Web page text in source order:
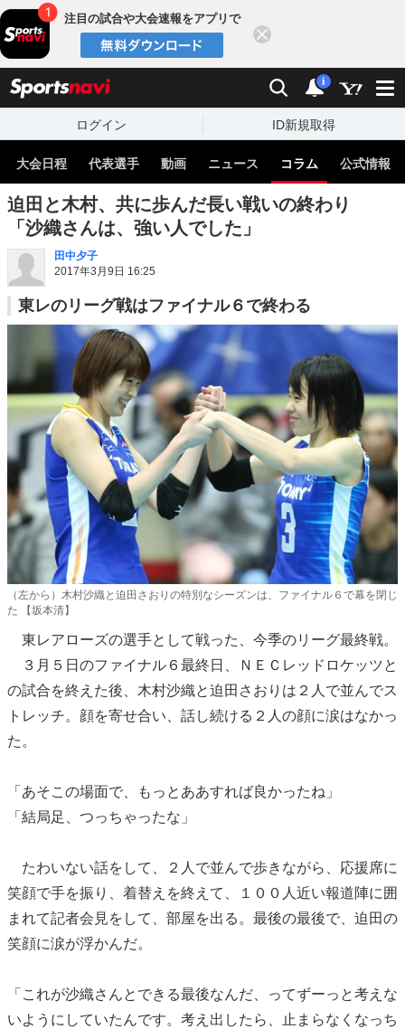
注目の試合や大会速報をアプリで
検索 通知
i
ログイン ID新規取得
大会日程 代表選手 動画 ニュース コラム 公式情報
迫田と木村、共に歩んだ長い戦いの終わり
「沙織さんは、強い人でした」
田中夕子
2017年3月9日 16:25
東レのリーグ戦はファイナル６で終わる
（左から）木村沙織と迫田さおりの特別なシーズンは、ファイナル６で幕を閉じ
た 【坂本清】
東レアローズの選手として戦った、今季のリーグ最終戦。
３月５日のファイナル６最終日、ＮＥＣレッドロケッツと
の試合を終えた後、木村沙織と迫田さおりは２人で並んでス
トレッチ。顔を寄せ合い、話し続ける２人の顔に涙はなかっ
た。
「あそこの場面で、もっとああすれば良かったね」
「結局足、つっちゃったな」
たわいない話をして、２人で並んで歩きながら、応援席に
笑顔で手を振り、着替えを終えて、１００人近い報道陣に囲
まれて記者会見をして、部屋を出る。最後の最後で、迫田の
笑顔に涙が浮かんだ。
「これが沙織さんとできる最後なんだ、ってずーっと考えな
いようにしていたんです。考え出したら、止まらなくなっち